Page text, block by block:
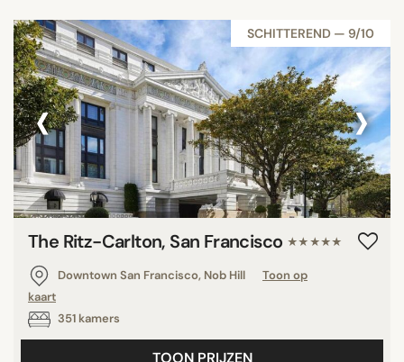
SCHITTEREND — 9/10
‹ ›
The Ritz-Carlton, San Francisco ★★★★★
Downtown San Francisco, Nob Hill
Toon op
kaart
351 kamers
TOON PRIJZEN